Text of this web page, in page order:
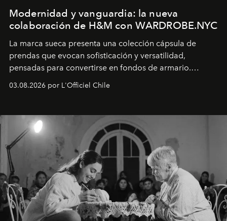
Modernidad y vanguardia: la nueva
colaboración de H&M con WARDROBE.NYC
La marca sueca presenta una colección cápsula de
prendas que evocan sofisticación y versatilidad,
pensadas para convertirse en fondos de armario.
Disponible en Chile desde el 6 de agosto.
03.08.2026 por L'Officiel Chile